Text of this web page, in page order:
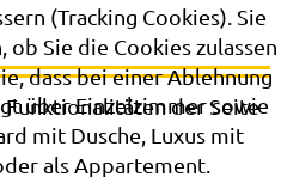
über Einzelzimmer sowie
mit Dusche, Luxus mit
als Appartement.
(Tracking Cookies). Sie
Sie die Cookies zulassen
dass bei einer Ablehnung
der Seite